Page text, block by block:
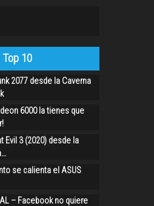
10
2077 desde la Caverna
6000 la tienes que
Evil 3 (2020) desde la
se calienta el ASUS
– Facebook no quiere